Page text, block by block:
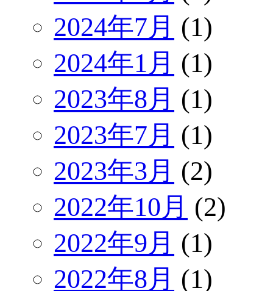
2024年7月 (1)
2024年1月 (1)
2023年8月 (1)
2023年7月 (1)
2023年3月 (2)
2022年10月 (2)
2022年9月 (1)
2022年8月 (1)